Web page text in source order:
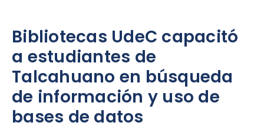
Bibliotecas UdeC capacitó
a estudiantes de
Talcahuano en búsqueda
de información y uso de
bases de datos